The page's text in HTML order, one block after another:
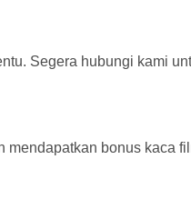
Segera hubungi kami
mendapatkan bonus kaca